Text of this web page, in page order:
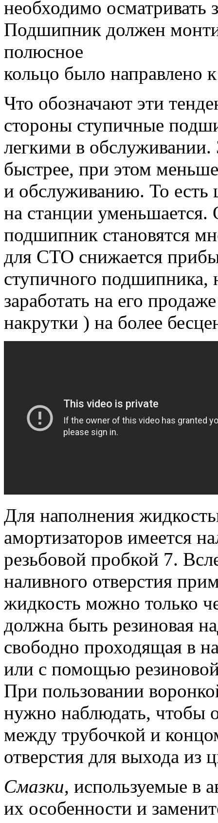
необходимо осматривать
Подшипник должен
полюсное
кольцо было направлено
Что обозначают эти
стороны ступичные
легкими в обслуживании.
быстрее, при этом
и обслуживанию. То есть
на станции уменьшается.
подшипник становятся
для СТО снижается
ступичного подшипника,
заработать на его
накрутки ) на более
Для наполнения
амортизаторов имеется
резьбовой пробкой 7.
наливного отверстия
жидкость можно только
должна быть резиновая
свободно проходящая в
или с помощью
При пользовании
нужно наблюдать, чтобы
между трубочкой и
отверстия для выхода из
Смазки, используемые в
их особенности и